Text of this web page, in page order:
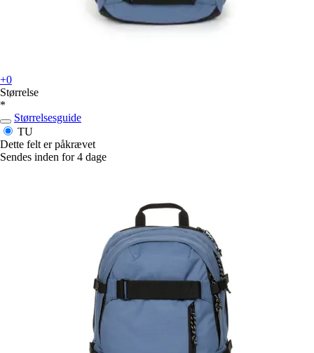
+0
Størrelse
*
Størrelsesguide
TU
Dette felt er påkrævet
Sendes inden for 4 dage